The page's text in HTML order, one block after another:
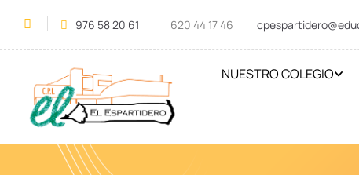
976 58 20 61 620 44 17 46
NUESTRO COLEGIO